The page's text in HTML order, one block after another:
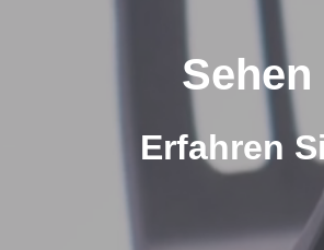
Erfahren